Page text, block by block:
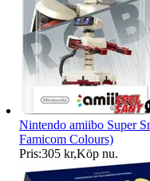
Nintendo amiibo Super
Famicom Colours)
Pris:305 kr,Köp nu.